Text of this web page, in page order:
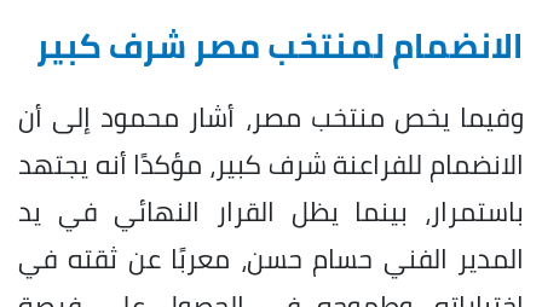
الانضمام لمنتخب مصر شرف كبير
وفيما يخص منتخب مصر، أشار محمود إلى أن
الانضمام للفراعنة شرف كبير، مؤكدًا أنه يجتهد
باستمرار، بينما يظل القرار النهائي في يد
المدير الفني حسام حسن، معربًا عن ثقته في